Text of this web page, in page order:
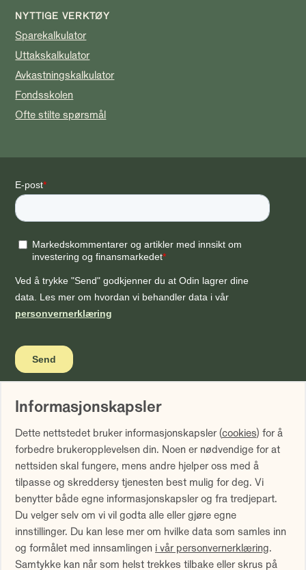
NYTTIGE VERKTØY
Sparekalkulator
Uttakskalkulator
Avkastningskalkulator
Fondsskolen
Ofte stilte spørsmål
Vi gjør oppmerksom på at historisk avkastning ikke er noen
garanti for fremtidig avkastning. Fremtidig avkastning vil
blant annet avhenge av markedsutviklingen, forvalters
dyktighet, fondets risiko samt kostnader ved forvaltning.
Avkastningen kan bli negativ som følge av kurstap.
Avkastningen er fratrukket årlig forvaltningshonorar.
Avkastning utover 12 måneder er annualisert. Tallene er
oppgitt i NOK.
Sammenlign våre priser med andre selskaper på
Informasjonskapsler
Dette nettstedet bruker informasjonskapsler (cookies) for å
forbedre brukeropplevelsen din. Noen er nødvendige for at
nettsiden skal fungere, mens andre hjelper oss med å
tilpasse og skreddersy tjenesten best mulig for deg. Vi
benytter både egne informasjonskapsler og fra tredjepart.
Du velger selv om vi vil godta alle eller gjøre egne
innstillinger. Du kan lese mer om hvilke data som samles inn
og formålet med innsamlingen i vår personvernerklæring.
Samtykke kan når som helst trekkes tilbake eller skrus på